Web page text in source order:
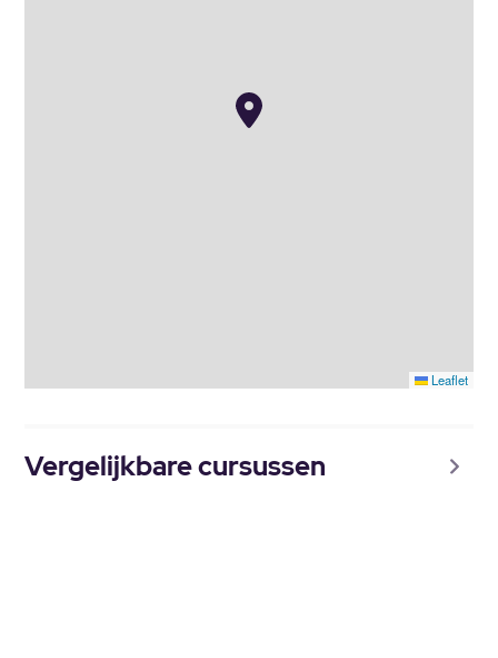
Leaflet
Vergelijkbare cursussen